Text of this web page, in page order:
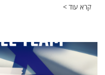
קרא עוד >